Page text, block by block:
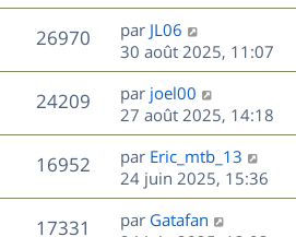
s
a
g
e
r
m
e
s
s
a
g
e
n
i
e
r
m
e
s
s
a
g
26970V
u
s
D
e
r
n
i
e
r
m
e
s
par JL06
30 août 2025, 11:07
24209V
u
e
D
e
r
n
i
e
r
par joel00
27 août 2025, 14:18
16952V
u
D
e
r
n
par Eric_mtb_13
24 juin 2025, 15:36
17331
D
par Gatafan